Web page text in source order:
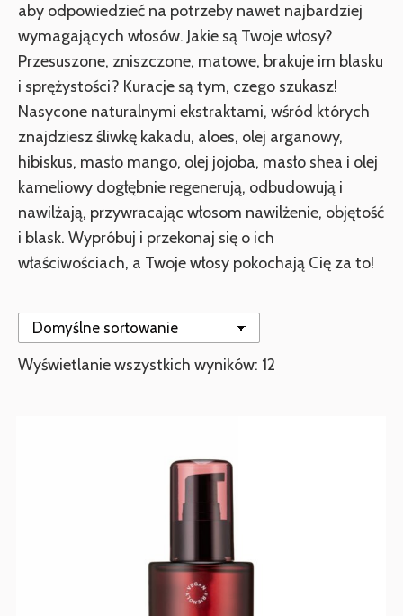
aby odpowiedzieć na potrzeby nawet najbardziej
wymagających włosów. Jakie są Twoje włosy?
Przesuszone, zniszczone, matowe, brakuje im blasku
i sprężystości? Kuracje są tym, czego szukasz!
Nasycone naturalnymi ekstraktami, wśród których
znajdziesz śliwkę kakadu, aloes, olej arganowy,
hibiskus, masło mango, olej jojoba, masło shea i olej
kameliowy dogłębnie regenerują, odbudowują i
nawilżają, przywracając włosom nawilżenie, objętość
i blask. Wypróbuj i przekonaj się o ich
właściwościach, a Twoje włosy pokochają Cię za to!
Wyświetlanie wszystkich wyników: 12